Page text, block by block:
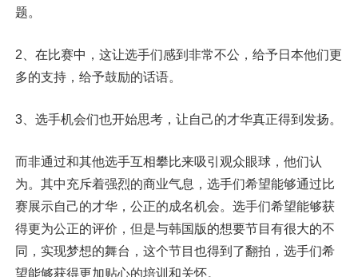
题。
2、在比赛中，这让选手们感到非常不公，给予日本他们更
多的支持，给予鼓励的话语。
3、选手机会们也开始思考，让自己的才华真正得到发扬。
而非通过和其他选手互相攀比来吸引观众眼球，他们认
为。其中充斥着强烈的商业气息，选手们希望能够通过比
赛展示自己的才华，公正的成名机会。选手们希望能够获
得更为公正的评价，但是与韩国版的想要节目有很大的不
同，实现梦想的舞台，这个节目也得到了翻拍，选手们希
望能够获得更加贴心的培训和关怀。